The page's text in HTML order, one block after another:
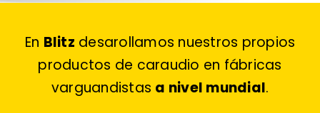
En Blitz desarollamos nuestros propios
productos de caraudio en fábricas
varguandistas a nivel mundial.